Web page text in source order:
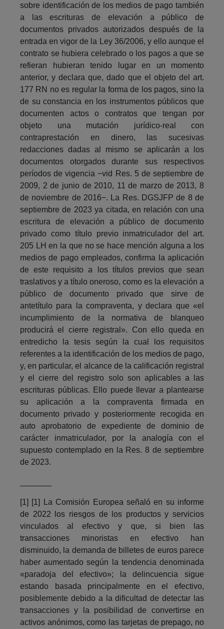
sobre identificación de los medios de pago también
a las escrituras de elevación a público de
documentos privados autorizados después de la
entrada en vigor de la Ley 36/2006, y ello aunque el
contrato se hubiera celebrado o los pagos a que se
refieran hubieran tenido lugar en un momento
anterior, y declara que, dado que el objeto del art.
177 RN no es regular la forma de los pagos, sino la
de su constancia en los instrumentos públicos que
documenten actos o contratos que tengan por
objeto una mutación jurídico-real con
contraprestación en dinero, las sucesivas
redacciones dadas al mismo se aplicarán a los
documentos otorgados durante sus respectivos
períodos de vigencia −vid Res. 5 de septiembre de
2009, 2 de junio de 2010, 11 de marzo de 2013, 8
de noviembre de 2016−. La Res. DGSJFP de 8 de
septiembre de 2023 ya citada, en relación con una
escritura de elevación a público de documento
privado como título previo inmatriculador del art.
205 LH en la que no se hace mención alguna a los
medios de pago empleados, confirma la aplicación
de este requisito a los títulos previos que sean
traslativos y a título oneroso, como es la elevación a
público de documento privado que sirve de
antetítulo para la compraventa, y declara que «el
incumplimiento de la normativa de blanqueo
producirá el cierre registral». Con ello queda en
entredicho la tesis según la cual los requisitos
referentes a la identificación de los medios de pago,
y, en particular, el alcance de la calificación registral
y el cierre del registro solo son aplicables a las
escrituras públicas. Ello puede llevar a plantearse
su aplicación a la compraventa firmada en
documento privado y posteriormente recogida en
auto aprobatorio de expediente de dominio de
carácter inmatriculador, por la analogía con el
supuesto contemplado en la Res. 8 de septiembre
de 2023.
[1] [1] La Comisión Europea señaló en su informe
de 2022 los riesgos de los productos y servicios
vinculados al efectivo y que, si bien las
transacciones minoristas en efectivo han
disminuido, la demanda de billetes de euros parece
haber aumentado según la tendencia denominada
«paradoja del efectivo»; la delincuencia sigue
estando basada principalmente en el efectivo,
posiblemente debido a la dificultad de detectar las
transacciones y la posibilidad de convertirse en
activos anónimos, como las tarjetas de prepago, no